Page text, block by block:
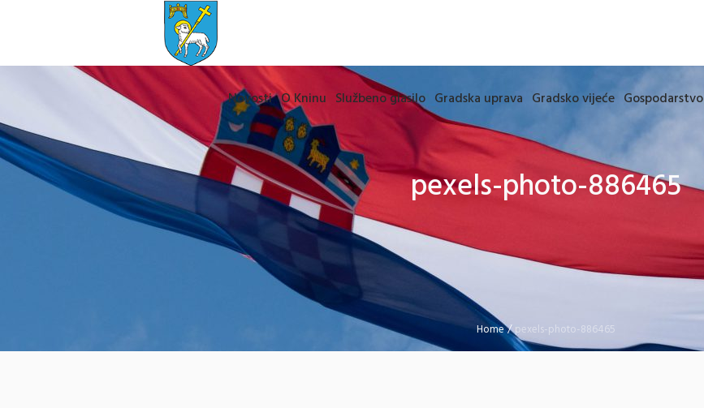
Novosti O Kninu Službeno glasilo Gradska uprava Gradsko vijeće Gospodarstvo
pexels-photo-886465
Home/pexels-photo-886465